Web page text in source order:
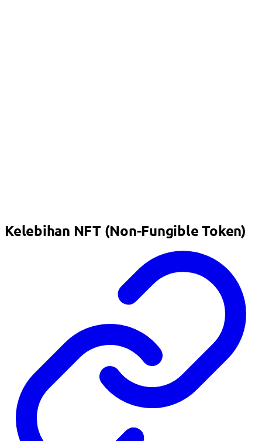
Kelebihan NFT (Non-Fungible Token)